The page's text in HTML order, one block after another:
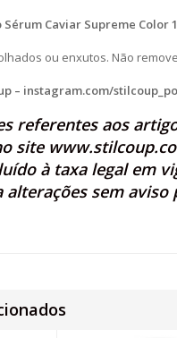
Sérum Caviar Supreme Color
ou enxutos. Não
– instagram.com/
referentes aos
site
à taxa legal em
alterações sem aviso